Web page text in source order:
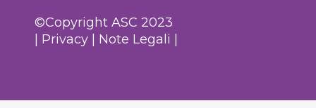
©Copyright ASC 2023
Privacy Note Legali